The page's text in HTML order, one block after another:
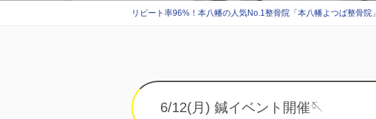
リピート率96%！本八幡の人気No.1整骨院「本八幡よつば整骨院」
6/12(月) 鍼イベント開催🪡